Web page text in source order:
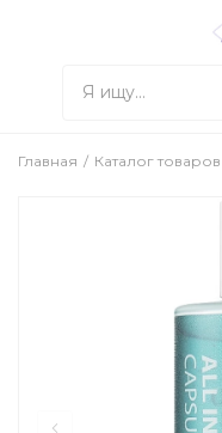
Главная Каталог товаров